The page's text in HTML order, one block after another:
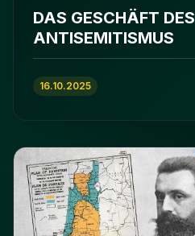
DAS GESCHÄFT DES
ANTISEMITISMUS
16.10.2025